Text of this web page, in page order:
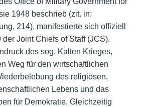
1948 beschrieb (zit. in:
214), manifestierte sich offiziell
Joint Chiefs of Staff (JCS).
des sog. Kalten Krieges,
Weg für den wirtschaftlichen
des religiösen,
Lebens und das
für Demokratie. Gleichzeitig